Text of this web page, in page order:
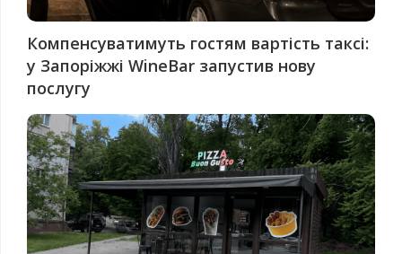
Компенсуватимуть гостям вартість таксі:
у Запоріжжі WineBar запустив нову
послугу